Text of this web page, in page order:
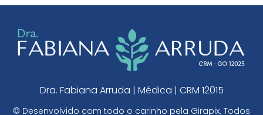
Dra. Fabiana Arruda | Médica | CRM 12015
© Desenvolvido com todo o carinho pela Girapix. Todos